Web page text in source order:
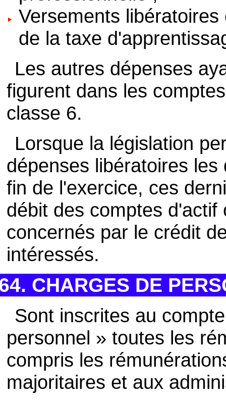
Versements
de la taxe
Les autres dépenses
figurent dans les
classe 6.
Lorsque la législation
dépenses libératoires
fin de l'exercice, ces
débit des comptes
concernés par le crédit
intéressés.
CHARGES DE
Sont inscrites au
personnel » toutes les
compris les
majoritaires et aux